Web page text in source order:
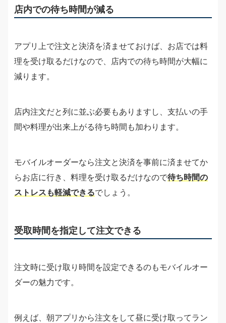
店内での待ち時間が減る
アプリ上で注文と決済を済ませておけば、お店では料
理を受け取るだけなので、店内での待ち時間が大幅に
減ります。
店内注文だと列に並ぶ必要もありますし、支払いの手
間や料理が出来上がる待ち時間も加わります。
モバイルオーダーなら注文と決済を事前に済ませてか
らお店に行き、料理を受け取るだけなので待ち時間の
ストレスも軽減できるでしょう。
受取時間を指定して注文できる
注文時に受け取り時間を設定できるのもモバイルオー
ダーの魅力です。
例えば、朝アプリから注文をして昼に受け取ってラン